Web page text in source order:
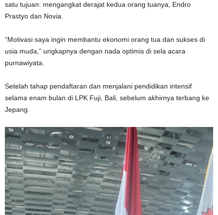
satu tujuan: mengangkat derajat kedua orang tuanya, Endro
Prastyo dan Novia.
“Motivasi saya ingin membantu ekonomi orang tua dan sukses di
usia muda,” ungkapnya dengan nada optimis di sela acara
purnawiyata.
Setelah tahap pendaftaran dan menjalani pendidikan intensif
selama enam bulan di LPK Fuji, Bali, sebelum akhirnya terbang ke
Jepang.